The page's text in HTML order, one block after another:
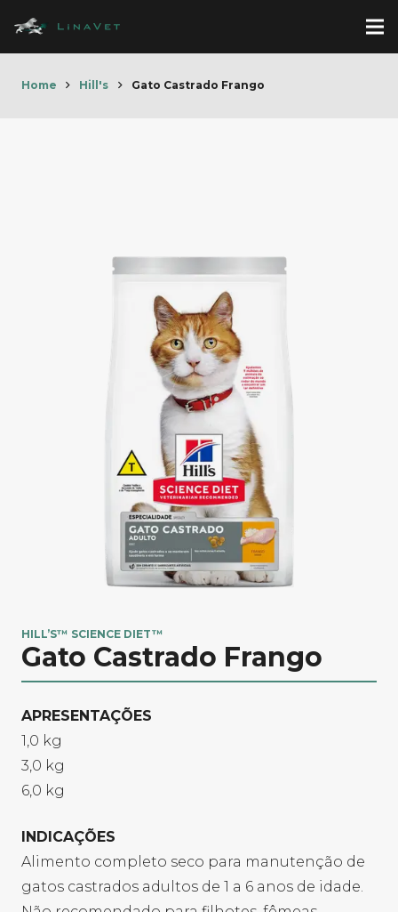
Home Hill's Gato Castrado Frango
HILL’S™ SCIENCE DIET™
Gato Castrado Frango
APRESENTAÇÕES​
1,0 kg
3,0 kg
6,0 kg
INDICAÇÕES
Alimento completo seco para manutenção de
gatos castrados adultos de 1 a 6 anos de idade.